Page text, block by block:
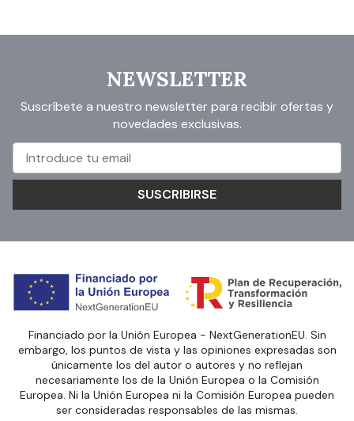
NEWSLETTER
Suscríbete a nuestro newsletter para recibir ofertas y
novedades exclusivas.
SUSCRIBIRSE
Financiado por la Unión Europea - NextGenerationEU. Sin
embargo, los puntos de vista y las opiniones expresadas son
únicamente los del autor o autores y no reflejan
necesariamente los de la Unión Europea o la Comisión
Europea. Ni la Unión Europea ni la Comisión Europea pueden
ser consideradas responsables de las mismas.